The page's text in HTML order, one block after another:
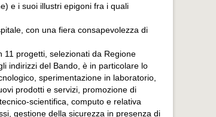
e i suoi illustri epigoni fra i quali
con una fiera consapevolezza di
11 progetti, selezionati da Regione
indirizzi del Bando, è in particolare lo
sperimentazione in laboratorio,
prodotti e servizi, promozione di
scientifica, computo e relativa
gestione della sicurezza in presenza di